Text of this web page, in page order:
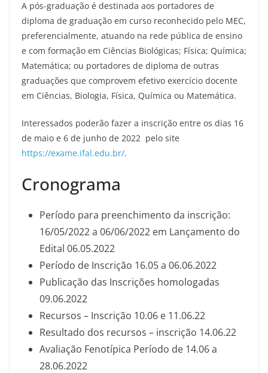
A pós-graduação é destinada aos portadores de
diploma de graduação em curso reconhecido pelo MEC,
preferencialmente, atuando na rede pública de ensino
e com formação em Ciências Biológicas; Física; Química;
Matemática; ou portadores de diploma de outras
graduações que comprovem efetivo exercício docente
em Ciências, Biologia, Física, Química ou Matemática.
Interessados poderão fazer a inscrição entre os dias 16
de maio e 6 de junho de 2022 pelo site
https://exame.ifal.edu.br/.
Cronograma
Período para preenchimento da inscrição:
16/05/2022 a 06/06/2022 em Lançamento do
Edital 06.05.2022
Período de Inscrição 16.05 a 06.06.2022
Publicação das Inscrições homologadas
09.06.2022
Recursos – Inscrição 10.06 e 11.06.22
Resultado dos recursos – inscrição 14.06.22
Avaliação Fenotípica Período de 14.06 a
28.06.2022